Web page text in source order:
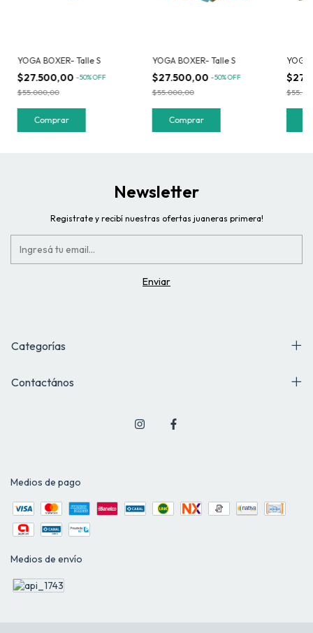
YOGA BOXER- Talle S
$27.500,00 -50%OFF
$55.000,00
Comprar
YOGA BOXER- Talle S
$27.500,00 -50%OFF
$55.000,00
Comprar
YOGA
Newsletter
Registrate y recibí nuestras ofertas juaneras primera!
Categorías
Contactános
Medios de pago
Medios de envío